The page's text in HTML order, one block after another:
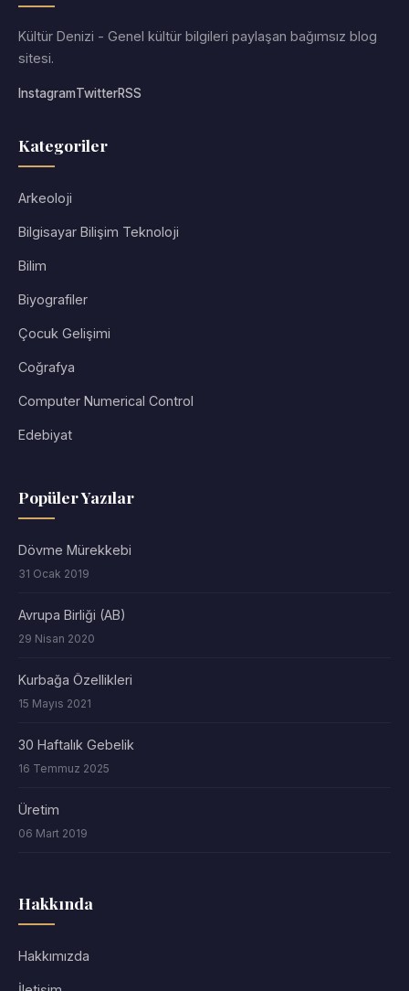
Kültür Denizi - Genel kültür bilgileri paylaşan bağımsız blog
sitesi.
InstagramTwitterRSS
Kategoriler
Arkeoloji
Bilgisayar Bilişim Teknoloji
Bilim
Biyografiler
Çocuk Gelişimi
Coğrafya
Computer Numerical Control
Edebiyat
Popüler Yazılar
Dövme Mürekkebi
31 Ocak 2019
Avrupa Birliği (AB)
29 Nisan 2020
Kurbağa Özellikleri
15 Mayıs 2021
30 Haftalık Gebelik
16 Temmuz 2025
Üretim
06 Mart 2019
Hakkında
Hakkımızda